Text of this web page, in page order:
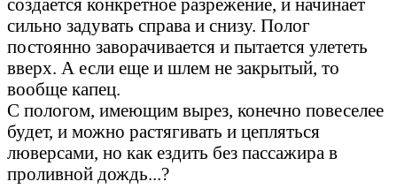
сильно задувать справа и снизу. Полог
постоянно заворачивается и пытается улететь
вверх. А если еще и шлем не закрытый, то
вообще капец.
С пологом, имеющим вырез, конечно повеселее
будет, и можно растягивать и цепляться
люверсами, но как ездить без пассажира в
проливной дождь...?